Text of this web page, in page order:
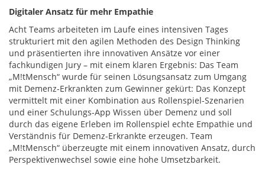
Digitaler Ansatz für mehr Empathie
Acht Teams arbeiteten im Laufe eines intensiven Tages
strukturiert mit den agilen Methoden des Design Thinking
und präsentierten ihre innovativen Ansätze vor einer
fachkundigen Jury – mit einem klaren Ergebnis: Das Team
„M!tMensch“ wurde für seinen Lösungsansatz zum Umgang
mit Demenz-Erkrankten zum Gewinner gekürt: Das Konzept
vermittelt mit einer Kombination aus Rollenspiel-Szenarien
und einer Schulungs-App Wissen über Demenz und soll
durch das eigene Erleben im Rollenspiel echte Empathie und
Verständnis für Demenz-Erkrankte erzeugen. Team
„M!tMensch“ überzeugte mit einem innovativen Ansatz, durch
Perspektivenwechsel sowie eine hohe Umsetzbarkeit.